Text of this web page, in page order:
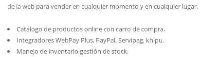
de la web para vender en cualquier momento y en cualquier lugar.
Catálogo de productos online con carro de compra.
Integradores WebPay Plus, PayPal, Servipag, khipu.
Manejo de inventario gestión de stock.